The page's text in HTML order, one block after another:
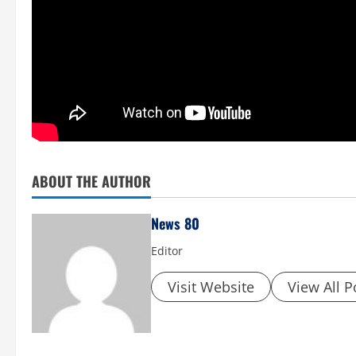
ABOUT THE AUTHOR
News 80
Editor
Visit Website View All